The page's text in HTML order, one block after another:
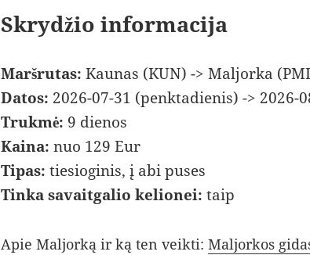
Skrydžio informacija
Maršrutas: Kaunas (KUN) -> Maljorka
Datos: 2026-07-31 (penktadienis) -> 2026-
Trukmė: 9 dienos
Kaina: nuo 129 Eur
Tipas: tiesioginis, į abi puses
Tinka savaitgalio kelionei: taip
Apie Maljorką ir ką ten veikti:Maljorkos